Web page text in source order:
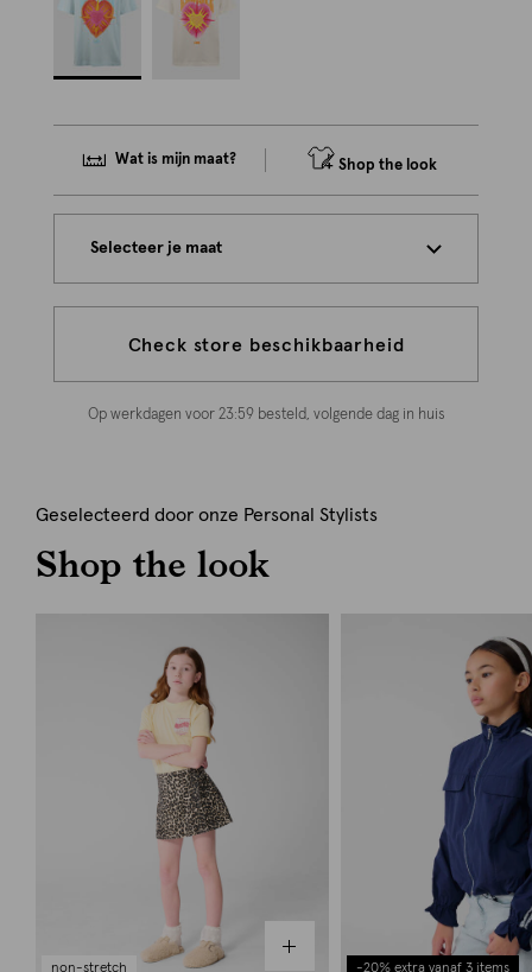
Wat is mijn maat? Shop the look
Selecteer je maat
Check store beschikbaarheid
Op werkdagen voor 23:59 besteld, volgende dag in huis
Geselecteerd door onze Personal Stylists
Shop the look
non-stretch -20% extra vanaf 3 items